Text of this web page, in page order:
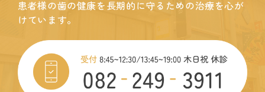
患者様の歯の健康を長期的に守るための治療を心が
けています。